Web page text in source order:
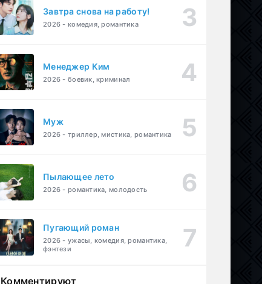
Завтра снова на работу!
2026 - комедия, романтика
Менеджер Ким
2026 - боевик, криминал
Муж
2026 - триллер, мистика, романтика
Пылающее лето
2026 - романтика, молодость
Пугающий роман
2026 - ужасы, комедия, романтика,
фэнтези
Комментируют